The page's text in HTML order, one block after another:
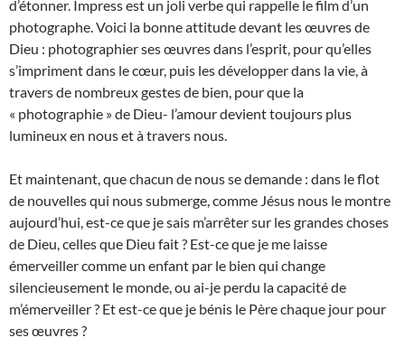
d’étonner. Impress est un joli verbe qui rappelle le film d’un
photographe. Voici la bonne attitude devant les œuvres de
Dieu : photographier ses œuvres dans l’esprit, pour qu’elles
s’impriment dans le cœur, puis les développer dans la vie, à
travers de nombreux gestes de bien, pour que la
« photographie » de Dieu- l’amour devient toujours plus
lumineux en nous et à travers nous.
Et maintenant, que chacun de nous se demande : dans le flot
de nouvelles qui nous submerge, comme Jésus nous le montre
aujourd’hui, est-ce que je sais m’arrêter sur les grandes choses
de Dieu, celles que Dieu fait ? Est-ce que je me laisse
émerveiller comme un enfant par le bien qui change
silencieusement le monde, ou ai-je perdu la capacité de
m’émerveiller ? Et est-ce que je bénis le Père chaque jour pour
ses œuvres ?